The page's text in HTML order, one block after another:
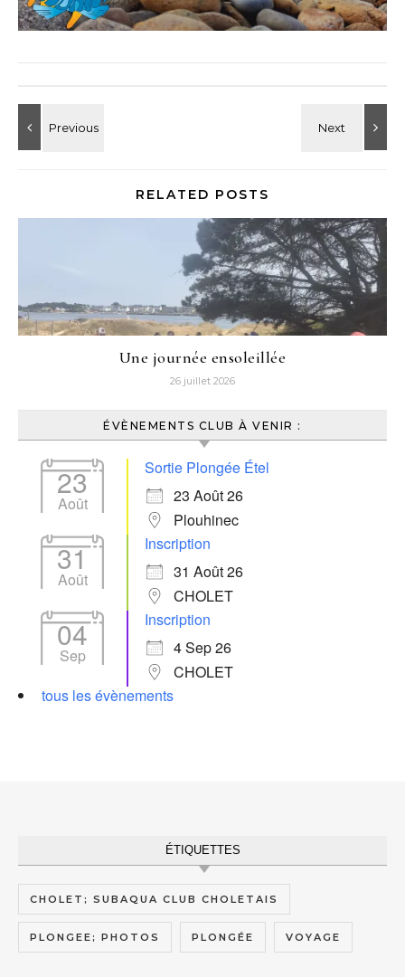
RELATED POSTS
Une journée ensoleillée
26 juillet 2026
ÉVÈNEMENTS CLUB À VENIR :
23
Août
Sortie Plongée Étel
23 Août 26
Plouhinec
31
Août
Inscription
31 Août 26
CHOLET
04
Sep
Inscription
4 Sep 26
CHOLET
tous les évènements
ÉTIQUETTES
CHOLET; SUBAQUA CLUB CHOLETAIS
PLONGEE; PHOTOS PLONGÉE VOYAGE